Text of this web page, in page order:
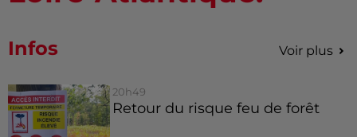
Infos Voir plus
20h49
Retour du risque feu de forêt